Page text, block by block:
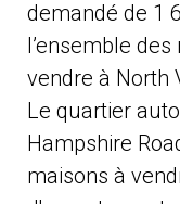
demandé de 1
l’ensemble
vendre à North
Le quartier
Hampshire
maisons à